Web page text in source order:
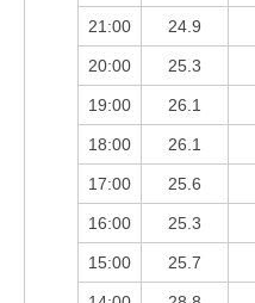
21:00 24.9
20:00 25.3
19:00 26.1
18:00 26.1
17:00 25.6
16:00 25.3
15:00 25.7